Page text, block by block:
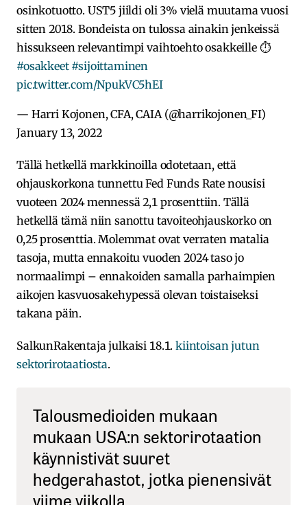
osinkotuotto. UST5 jiildi oli 3% vielä muutama vuosi
sitten 2018. Bondeista on tulossa ainakin jenkeissä
hissukseen relevantimpi vaihtoehto osakkeille ⏱
#osakkeet #sijoittaminen
pic.twitter.com/NpukVC5hEI
— Harri Kojonen, CFA, CAIA (@harrikojonen_FI)
January 13, 2022
Tällä hetkellä markkinoilla odotetaan, että
ohjauskorkona tunnettu Fed Funds Rate nousisi
vuoteen 2024 mennessä 2,1 prosenttiin. Tällä
hetkellä tämä niin sanottu tavoiteohjauskorko on
0,25 prosenttia. Molemmat ovat verraten matalia
tasoja, mutta ennakoitu vuoden 2024 taso jo
normaalimpi – ennakoiden samalla parhaimpien
aikojen kasvuosakehypessä olevan toistaiseksi
takana päin.
SalkunRakentaja julkaisi 18.1.kiintoisan jutun
sektorirotaatiosta.
Talousmedioiden mukaan
mukaan USA:n sektorirotaation
käynnistivät suuret
hedgerahastot, jotka pienensivät
viime viikolla